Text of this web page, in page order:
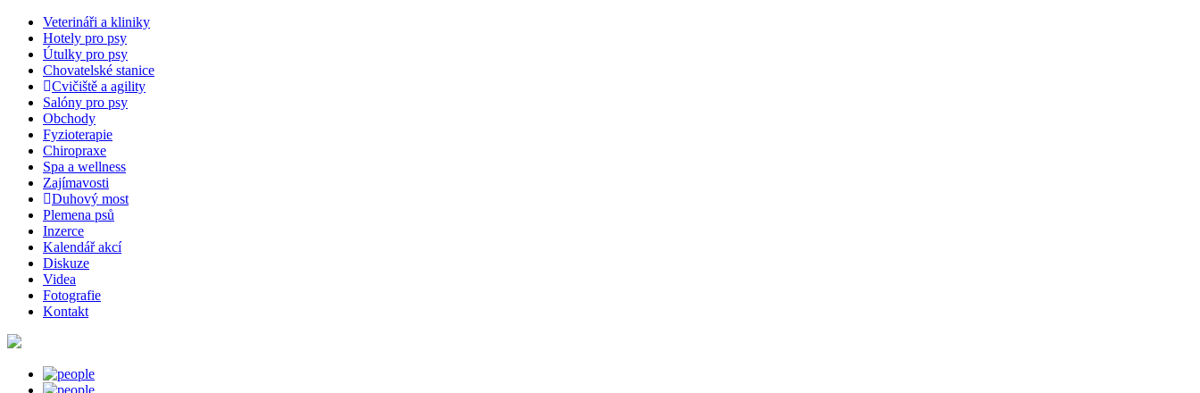
Veterináři a kliniky
Hotely pro psy
Útulky pro psy
Chovatelské stanice
Cvičiště a agility
Salóny pro psy
Obchody
Fyzioterapie
Chiropraxe
Spa a wellness
Zajímavosti
Duhový most
Plemena psů
Inzerce
Kalendář akcí
Diskuze
Videa
Fotografie
Kontakt